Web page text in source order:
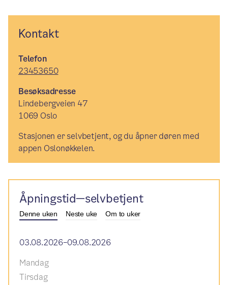
Kontakt
Telefon
23453650
Besøksadresse
Lindebergveien 47
1069 Oslo
Stasjonen er selvbetjent, og du åpner døren med
appen Oslonøkkelen.
Åpningstid—selvbetjent
Denne uken Neste uke Om to uker
03.08.2026–09.08.2026
Mandag
Tirsdag